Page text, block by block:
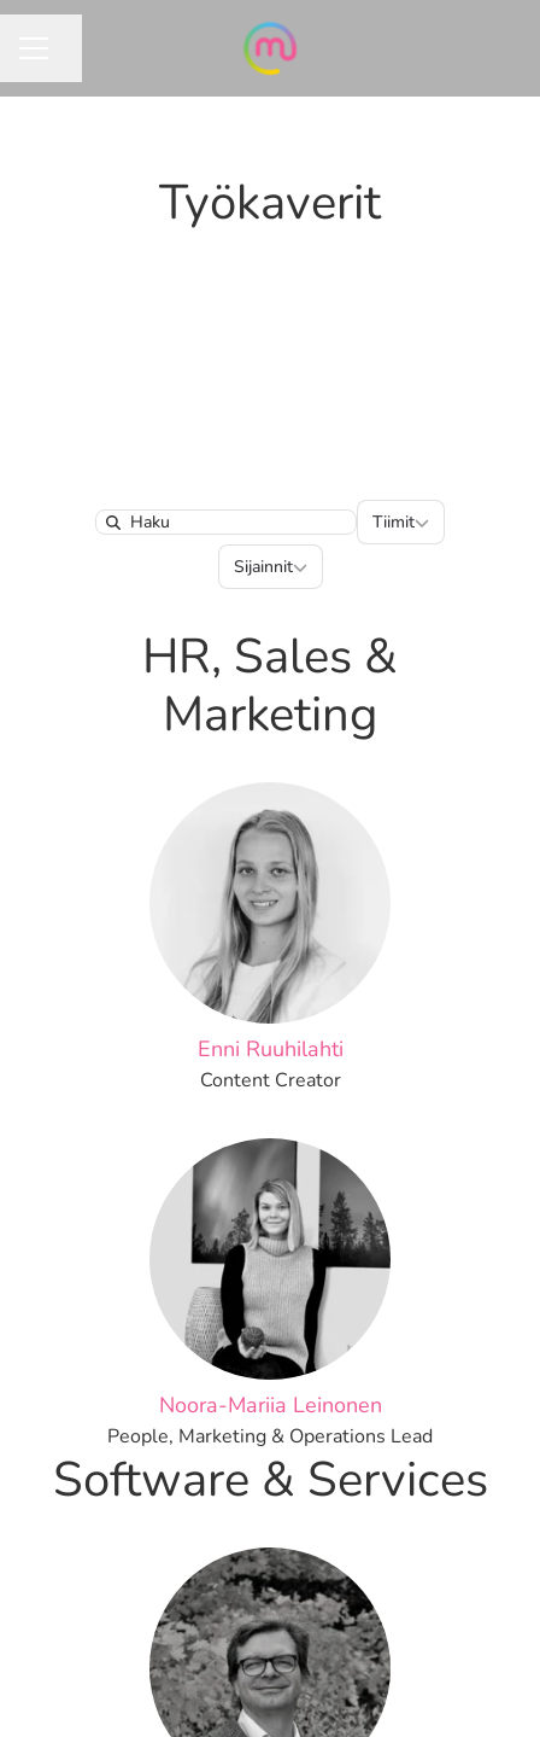
Työkaverit
Search
Tiimit
Tiimit
Sijainnit
Sijainnit
HR, Sales &
Marketing
Enni Ruuhilahti
Content Creator
Noora-Mariia Leinonen
People, Marketing & Operations Lead
Software & Services